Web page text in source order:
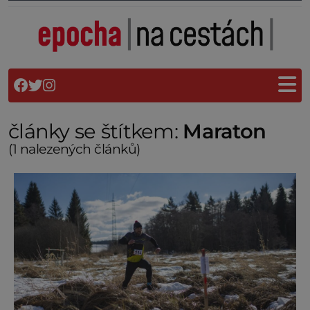
články se štítkem: Maraton
(1 nalezených článků)